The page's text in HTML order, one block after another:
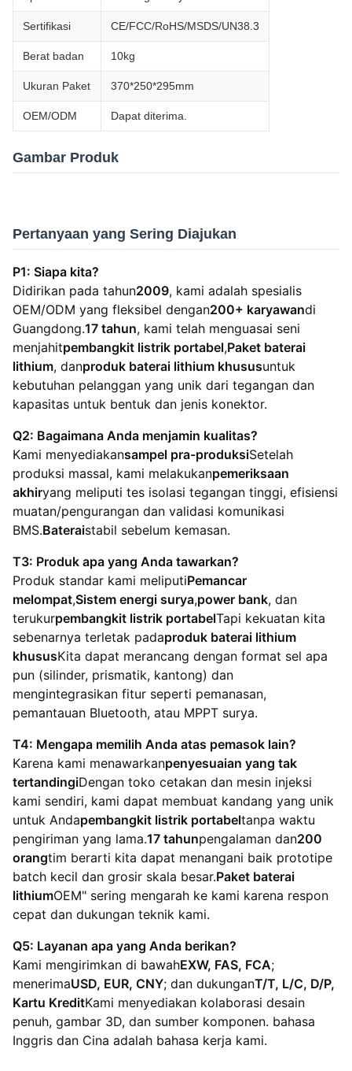
Sertifikasi CE/FCC/RoHS/MSDS/UN38.3
Berat badan 10kg
Ukuran Paket 370*250*295mm
OEM/ODM Dapat diterima.
Gambar Produk
Pertanyaan yang Sering Diajukan
P1: Siapa kita?
Didirikan pada tahun2009, kami adalah spesialis
OEM/ODM yang fleksibel dengan200+ karyawandi
Guangdong.17 tahun, kami telah menguasai seni
menjahitpembangkit listrik portabel,Paket baterai
lithium, danproduk baterai lithium khususuntuk
kebutuhan pelanggan yang unik dari tegangan dan
kapasitas untuk bentuk dan jenis konektor.
Q2: Bagaimana Anda menjamin kualitas?
Kami menyediakansampel pra-produksiSetelah
produksi massal, kami melakukanpemeriksaan
akhiryang meliputi tes isolasi tegangan tinggi, efisiensi
muatan/pengurangan dan validasi komunikasi
BMS.Bateraistabil sebelum kemasan.
T3: Produk apa yang Anda tawarkan?
Produk standar kami meliputiPemancar
melompat,Sistem energi surya,power bank, dan
terukurpembangkit listrik portabelTapi kekuatan kita
sebenarnya terletak padaproduk baterai lithium
khususKita dapat merancang dengan format sel apa
pun (silinder, prismatik, kantong) dan
mengintegrasikan fitur seperti pemanasan,
pemantauan Bluetooth, atau MPPT surya.
T4: Mengapa memilih Anda atas pemasok lain?
Karena kami menawarkanpenyesuaian yang tak
tertandingiDengan toko cetakan dan mesin injeksi
kami sendiri, kami dapat membuat kandang yang unik
untuk Andapembangkit listrik portabeltanpa waktu
pengiriman yang lama.17 tahunpengalaman dan200
orangtim berarti kita dapat menangani baik prototipe
batch kecil dan grosir skala besar.Paket baterai
lithiumOEM" sering mengarah ke kami karena respon
cepat dan dukungan teknik kami.
Q5: Layanan apa yang Anda berikan?
Kami mengirimkan di bawahEXW, FAS, FCA;
menerimaUSD, EUR, CNY; dan dukunganT/T, L/C, D/P,
Kartu KreditKami menyediakan kolaborasi desain
penuh, gambar 3D, dan sumber komponen. bahasa
Inggris dan Cina adalah bahasa kerja kami.